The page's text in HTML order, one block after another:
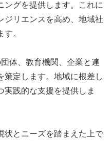
ングを提供します。これに
ジリエンスを高め、地域社
。
体、教育機関、企業と連
策定します。地域に根差し
実践的な支援を提供しま
状とニーズを踏まえた上で